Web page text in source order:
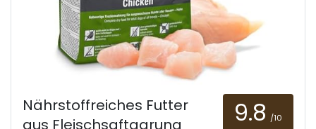
Nährstoffreiches Futter
aus Fleischsaftgarung
9.8 /10